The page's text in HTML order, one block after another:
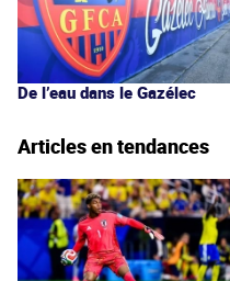
De l’eau dans le Gazélec
Articles en tendances